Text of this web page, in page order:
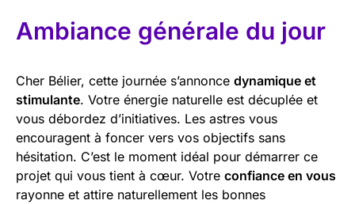
Ambiance générale du jour
Cher Bélier, cette journée s’annonce dynamique et
stimulante. Votre énergie naturelle est décuplée et
vous débordez d’initiatives. Les astres vous
encouragent à foncer vers vos objectifs sans
hésitation. C’est le moment idéal pour démarrer ce
projet qui vous tient à cœur. Votre confiance en vous
rayonne et attire naturellement les bonnes